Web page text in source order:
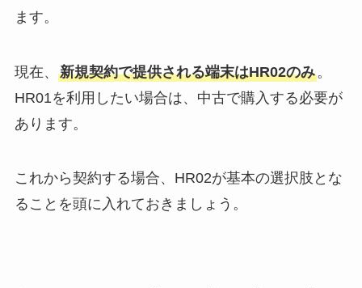
ます。
現在、 新規契約で提供される端末はHR02のみ。
HR01を利用したい場合は、中古で購入する必要が
あります。
これから契約する場合、HR02が基本の選択肢とな
ることを頭に入れておきましょう。